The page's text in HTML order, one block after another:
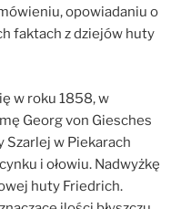
opowiadaniu o
faktach z dziejów huty
w roku 1858, w
Georg von Giesches
Szarlej w Piekarach
i ołowiu. Nadwyżkę
huty Friedrich.